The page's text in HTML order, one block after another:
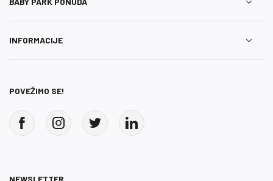
INFORMACIJE
POVEŽIMO SE!
NEWSLETTER